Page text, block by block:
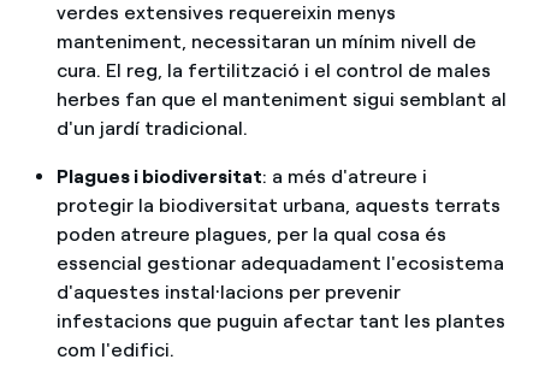
verdes extensives requereixin menys
manteniment, necessitaran un mínim nivell de
cura. El reg, la fertilització i el control de males
herbes fan que el manteniment sigui semblant al
d'un jardí tradicional.
Plagues i biodiversitat: a més d'atreure i
protegir la biodiversitat urbana, aquests terrats
poden atreure plagues, per la qual cosa és
essencial gestionar adequadament l'ecosistema
d'aquestes instal·lacions per prevenir
infestacions que puguin afectar tant les plantes
com l'edifici.